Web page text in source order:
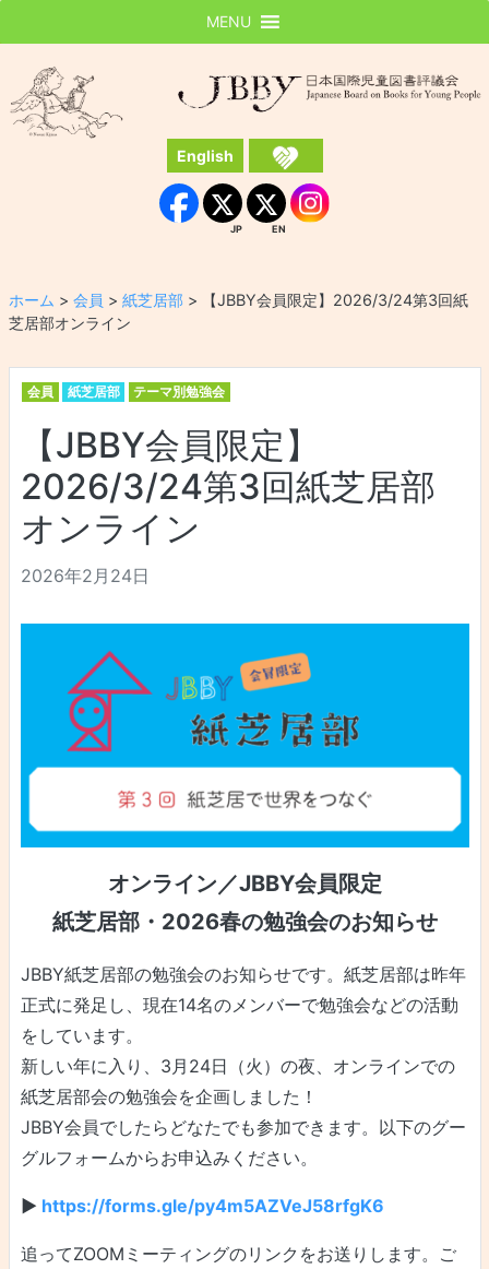
JBBY
English
Facebook
JP
JP
EN
EN Instagram
MENU
ホーム > 会員 > 紙芝居部 >
【JBBY会員限定】2026/3/24第3回紙
芝居部オンライン
会員 紙芝居部 テーマ別勉強会
【JBBY会員限定】
2026/3/24第3回紙芝居部
オンライン
2026年2月24日
オンライン／JBBY会員限定
紙芝居部・2026春の勉強会のお知らせ
JBBY紙芝居部の勉強会のお知らせです。紙芝居部は昨年
正式に発足し、現在14名のメンバーで勉強会などの活動
をしています。
新しい年に入り、3月24日（火）の夜、オンラインでの
紙芝居部会の勉強会を企画しました！
JBBY会員でしたらどなたでも参加できます。以下のグー
グルフォームからお申込みください。
▶ https://forms.gle/py4m5AZVeJ58rfgK6
追ってZOOMミーティングのリンクをお送りします。ご